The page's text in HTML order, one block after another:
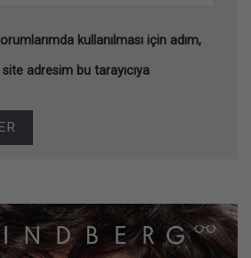
kullanılması için adım,
adresim bu tarayıcıya